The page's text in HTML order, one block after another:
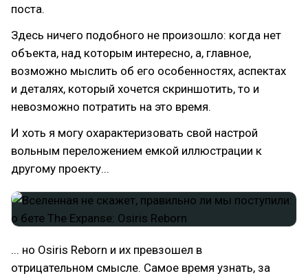
поста.
Здесь ничего подобного не произошло: когда нет
объекта, над которым интересно, а, главное,
возможно мыслить об его особенностях, аспектах
и деталях, который хочется скриншотить, то и
невозможно потратить на это время.
И хоть я могу охарактеризовать свой настрой
вольным переложением емкой иллюстрации к
другому проекту...
... но Osiris Reborn и их превзошел в
отрицательном смысле. Самое время узнать, за